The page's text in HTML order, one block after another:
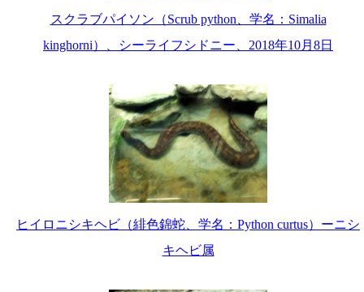
スクラブパイソン（Scrub python、学名：Simalia
kinghorni）、シーライフシドニー、2018年10月8日
ヒイロニシキヘビ（緋色錦蛇、学名：Python curtus）ーニシ
キヘビ属